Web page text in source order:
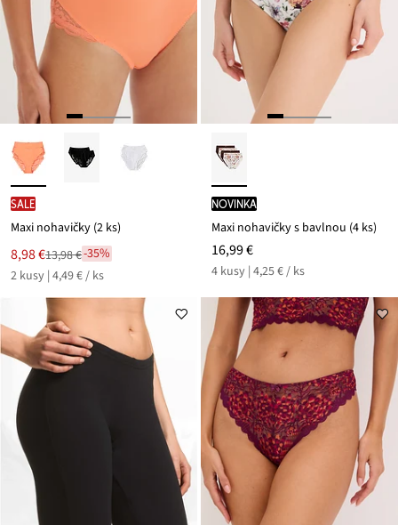
SALE
Maxi nohavičky (2 ks)
Nová
cena
je
8,98 €
Zľava
z
13,98 €
13,98 €-35%
2 kusy | 4,49 € / ks
novinka
Maxi nohavičky s bavlnou (4 ks)
16,99 €
4 kusy | 4,25 € / ks